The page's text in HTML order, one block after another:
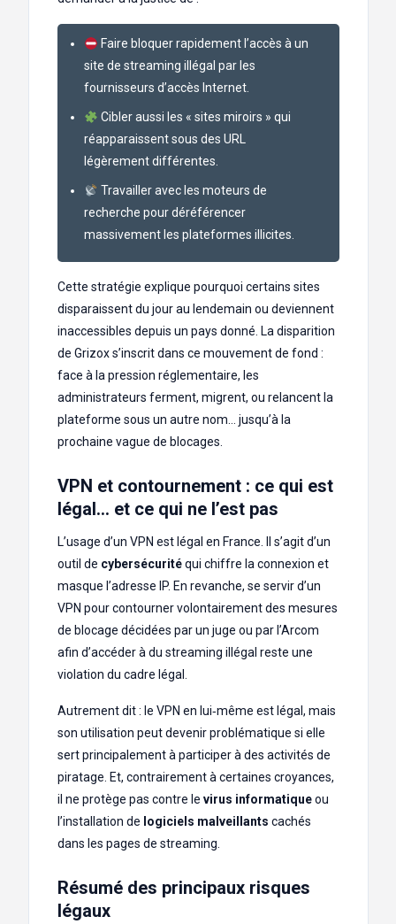
Faire bloquer rapidement l’accès à un
site de streaming illégal par les
fournisseurs d’accès Internet.
Cibler aussi les « sites miroirs » qui
réapparaissent sous des URL
légèrement différentes.
Travailler avec les moteurs de
recherche pour déréférencer
massivement les plateformes illicites.
Cette stratégie explique pourquoi certains sites
disparaissent du jour au lendemain ou deviennent
inaccessibles depuis un pays donné. La disparition
de Grizox s’inscrit dans ce mouvement de fond :
face à la pression réglementaire, les
administrateurs ferment, migrent, ou relancent la
plateforme sous un autre nom… jusqu’à la
prochaine vague de blocages.
VPN et contournement : ce qui est
légal… et ce qui ne l’est pas
L’usage d’un VPN est légal en France. Il s’agit d’un
outil de cybersécuritéqui chiffre la connexion et
masque l’adresse IP. En revanche, se servir d’un
VPN pour contourner volontairement des mesures
de blocage décidées par un juge ou par l’Arcom
afin d’accéder à du streaming illégal reste une
violation du cadre légal.
Autrement dit : le VPN en lui‑même est légal, mais
son utilisation peut devenir problématique si elle
sert principalement à participer à des activités de
piratage. Et, contrairement à certaines croyances,
il ne protège pas contre le virus informatiqueou
l’installation de logiciels malveillants cachés
dans les pages de streaming.
Résumé des principaux risques
légaux